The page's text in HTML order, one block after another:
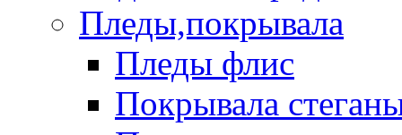
Пледы,покрывала
Пледы флис
Покрывала